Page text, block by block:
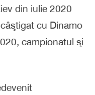
din iulie 2020
cu Dinamo
campionatul şi